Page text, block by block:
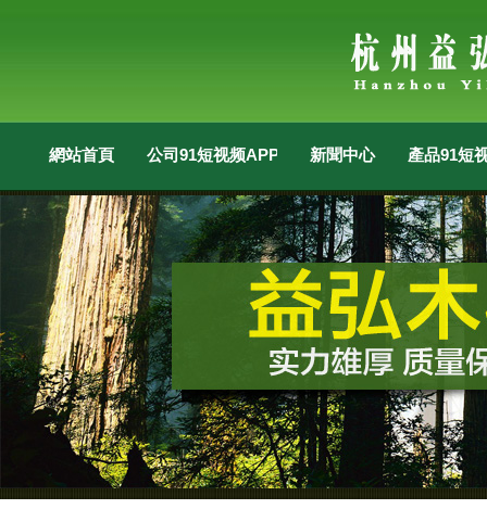
網站首頁 公司91短视频APP污版破解版
新聞中心 產品91短